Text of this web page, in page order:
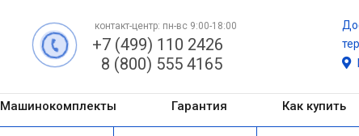
контакт-центр: пн-вс 9:00-18:00
+7 (499) 110 2426
8 (800) 555 4165
Машинокомплекты Гарантия Как купить